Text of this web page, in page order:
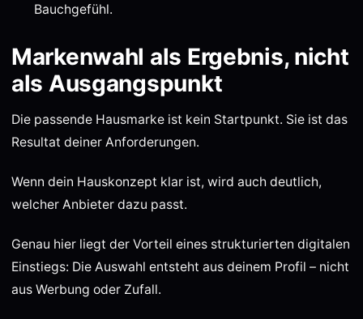
Bauchgefühl.
Markenwahl als Ergebnis, nicht
als Ausgangspunkt
Die passende Hausmarke ist kein Startpunkt. Sie ist das
Resultat deiner Anforderungen.
Wenn dein Hauskonzept klar ist, wird auch deutlich,
welcher Anbieter dazu passt.
Genau hier liegt der Vorteil eines strukturierten digitalen
Einstiegs: Die Auswahl entsteht aus deinem Profil – nicht
aus Werbung oder Zufall.